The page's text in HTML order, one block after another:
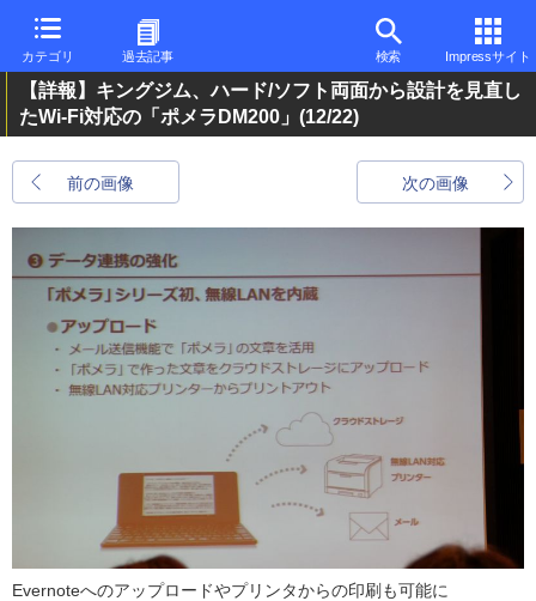
カテゴリ 過去記事 検索 Impressサイト
【詳報】キングジム、ハード/ソフト両面から設計を見直し
たWi-Fi対応の「ポメラDM200」 (12/22)
前の画像 次の画像
Evernoteへのアップロードやプリンタからの印刷も可能に